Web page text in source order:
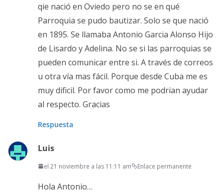
qie nació en Oviedo pero no se en qué
Parroquia se pudo bautizar. Solo se que nació
en 1895. Se llamaba Antonio Garcia Alonso Hijo
de Lisardo y Adelina. No se si las parroquias se
pueden comunicar entre si. A través de correos
u otra vía mas fácil. Porque desde Cuba me es
muy dificil. Por favor como me podrian ayudar
al respecto. Gracias
Respuesta
Luis
el 21 noviembre a las 11:11 am Enlace permanente
Hola Antonio…